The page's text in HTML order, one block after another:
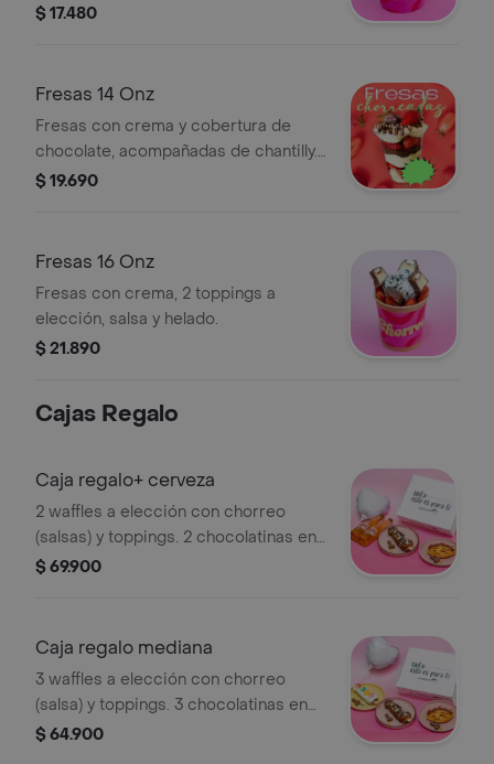
$ 17.480
Fresas 14 Onz
Fresas con crema y cobertura de
chocolate, acompañadas de chantilly.
Tamaño: 14 onzas.
$ 19.690
Fresas 16 Onz
Fresas con crema, 2 toppings a
elección, salsa y helado.
$ 21.890
Cajas Regalo
Caja regalo+ cerveza
2 waffles a elección con chorreo
(salsas) y toppings. 2 chocolatinas en
forma de vergolio, 2 cervezas y globo
$ 69.900
Caja regalo mediana
3 waffles a elección con chorreo
(salsa) y toppings. 3 chocolatinas en
forma de vergolio y globo de corazón.
$ 64.900